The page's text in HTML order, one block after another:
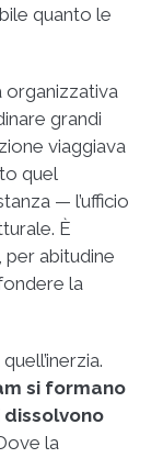
quanto le
organizzativa
grandi
viaggiava
quel
— l’ufficio
È
per abitudine
la
si formano
la